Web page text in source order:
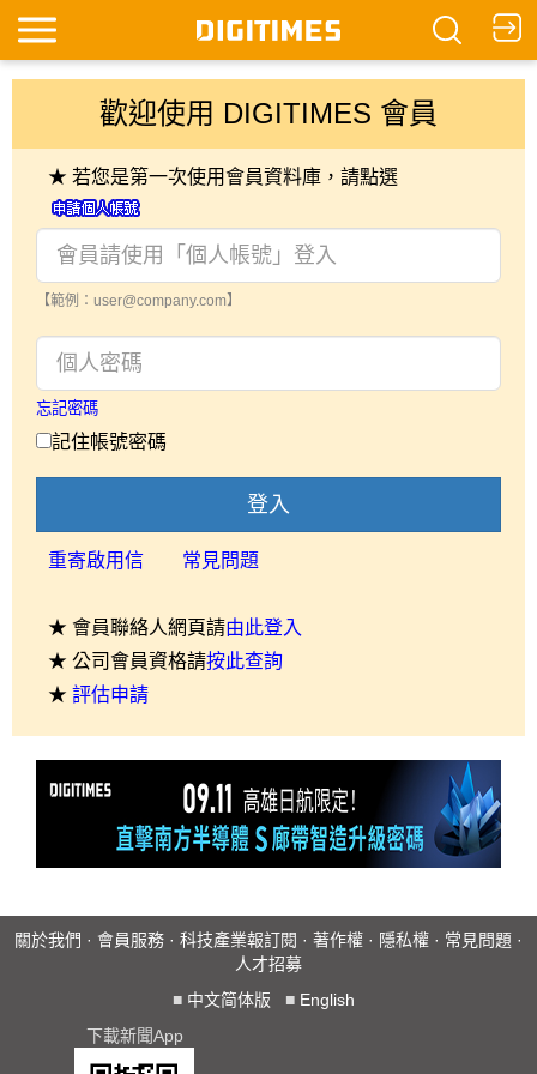
歡迎使用 DIGITIMES 會員
★ 若您是第一次使用會員資料庫，請點選
【範例：user@company.com】
忘記密碼
記住帳號密碼
登入
重寄啟用信 常見問題
★ 會員聯絡人網頁請由此登入
★ 公司會員資格請按此查詢
★ 評估申請
關於我們 · 會員服務 · 科技產業報訂閱 · 著作權 · 隱私權 · 常見問題 ·
人才招募
■ 中文简体版 ■ English
下載新聞App